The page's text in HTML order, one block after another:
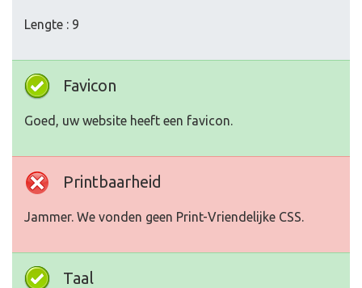
Lengte : 9
Favicon
Goed, uw website heeft een favicon.
Printbaarheid
Jammer. We vonden geen Print-Vriendelijke CSS.
Taal